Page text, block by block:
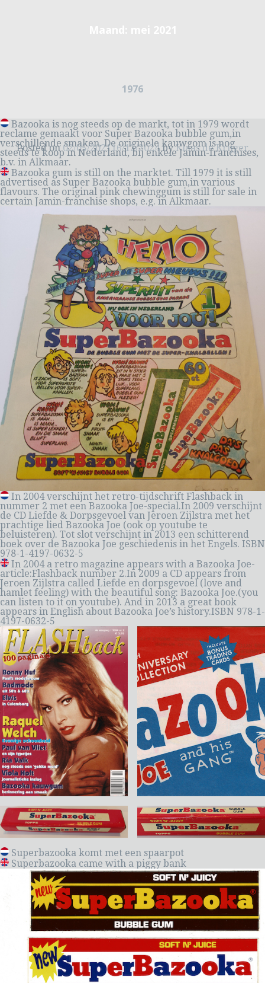
1976
Posted on02/05/202116/12/2024byKlaas de Krijger
Bazooka is nog steeds op de markt, tot in 1979 wordt
reclame gemaakt voor Super Bazooka bubble gum,in
verschillende smaken. De originele kauwgom is nog
steeds te koop in Nederland, bij enkele Jamin-franchises,
b.v. in Alkmaar.
Bazooka gum is still on the marktet. Till 1979 it is still
advertised as Super Bazooka bubble gum,in various
flavours. The original pink chewinggum is still for sale in
certain Jamin-franchise shops, e.g. in Alkmaar.
In 2004 verschijnt het retro-tijdschrift Flashback in
nummer 2 met een Bazooka Joe-special.In 2009 verschijnt
de CD Liefde & Dorpsgevoel van Jeroen Zijlstra met het
prachtige lied Bazooka Joe (ook op youtube te
beluisteren). Tot slot verschijnt in 2013 een schitterend
boek over de Bazooka Joe geschiedenis in het Engels. ISBN
978-1-4197-0632-5
In 2004 a retro magazine appears with a Bazooka Joe-
article:Flashback number 2.In 2009 a CD appears from
Jeroen Zijlstra called Liefde en dorpsgevoel (love and
hamlet feeling) with the beautiful song: Bazooka Joe.(you
can listen to it on youtube). And in 2013 a great book
appears in English about Bazooka Joe’s history.ISBN 978-1-
4197-0632-5
Superbazooka komt met een spaarpot
Superbazooka came with a piggy bank